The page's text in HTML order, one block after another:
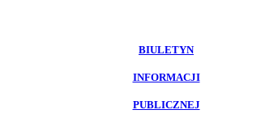
BIULETYN
INFORMACJI
PUBLICZNEJ